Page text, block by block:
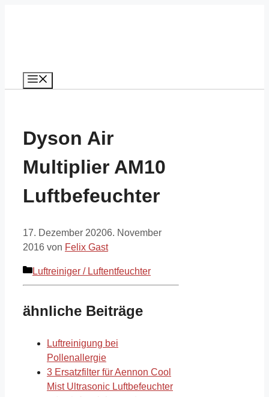
Dyson Air
Multiplier AM10
Luftbefeuchter
17. Dezember 20206. November
2016 von Felix Gast
Kategorien
Luftreiniger / Luftentfeuchter
ähnliche Beiträge
Luftreinigung bei
Pollenallergie
3 Ersatzfilter für Aennon Cool
Mist Ultrasonic Luftbefeuchter